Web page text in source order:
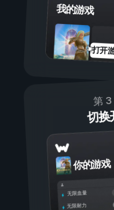
我的游戏
打开
第 3
切换
你的游戏
无限血量
无限耐力